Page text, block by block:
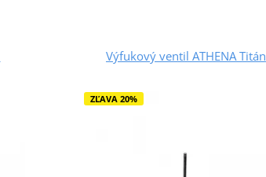
Výfukový ventil ATHENA Titán
ZĽAVA 20%